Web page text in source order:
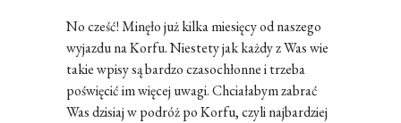
No cześć! Minęło już kilka miesięcy od naszego
wyjazdu na Korfu. Niestety jak każdy z Was wie
takie wpisy są bardzo czasochłonne i trzeba
poświęcić im więcej uwagi. Chciałabym zabrać
Was dzisiaj w podróż po Korfu, czyli najbardziej